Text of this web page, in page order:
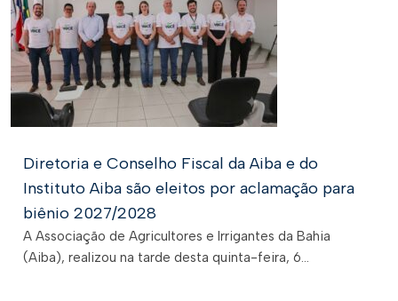
Diretoria e Conselho Fiscal da Aiba e do
Instituto Aiba são eleitos por aclamação para
biênio 2027/2028
A Associação de Agricultores e Irrigantes da Bahia
(Aiba), realizou na tarde desta quinta-feira, 6...